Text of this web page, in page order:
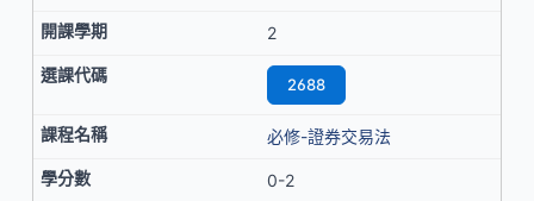
2
2688
必修-證券交易法
0-2